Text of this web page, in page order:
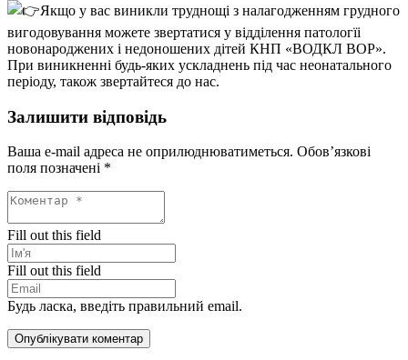
Якщо у вас виникли труднощі з налагодженням грудного
вигодовування можете звертатися у відділення патологїі
новонароджених і недоношених дітей КНП «ВОДКЛ ВОР».
При виникненні будь-яких ускладнень під час неонатального
періоду, також звертайтеся до нас.
Залишити відповідь
Ваша e-mail адреса не оприлюднюватиметься. Обов’язкові
поля позначені *
Fill out this field
Fill out this field
Будь ласка, введіть правильний email.
Опублікувати коментар